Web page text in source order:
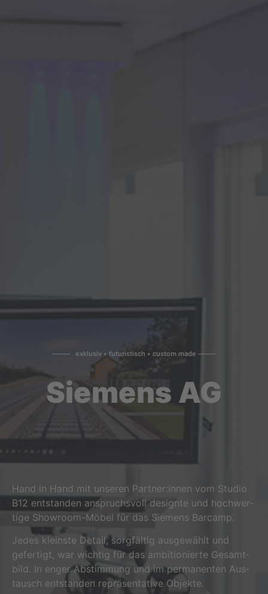
––––– exklusiv • futuristisch • custom made –––––
Siemens AG
Hand in Hand mit unse­ren Partner:innen vom Stu­dio
B12 ent­stan­den anspruchs­voll design­te und hoch­wer­
ti­ge Show­room-Möbel für das Sie­mens Barcamp.
Jedes kleins­te Detail, sorg­fäl­tig aus­ge­wählt und
gefer­tigt, war wich­tig für das ambi­tio­nier­te Gesamt­
bild. In enger Abstim­mung und im per­ma­nen­ten Aus­
tausch ent­stan­den reprä­sen­ta­ti­ve Objekte.